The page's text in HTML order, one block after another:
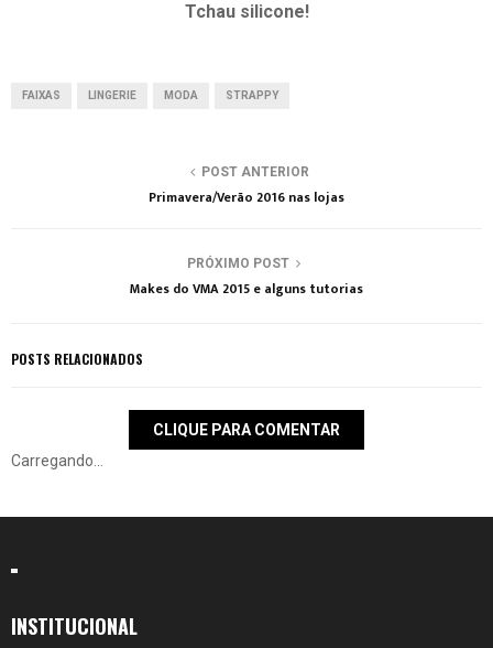
Tchau silicone!
FAIXAS LINGERIE MODA STRAPPY
POST ANTERIOR
Primavera/Verão 2016 nas lojas
PRÓXIMO POST
Makes do VMA 2015 e alguns tutorias
POSTS RELACIONADOS
CLIQUE PARA COMENTAR
Carregando...
INSTITUCIONAL